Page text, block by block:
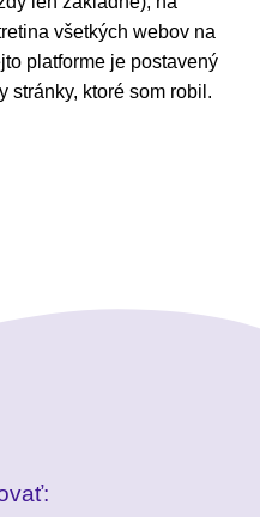
všetkých webov na
platforme je postavený
stránky, ktoré som robil.